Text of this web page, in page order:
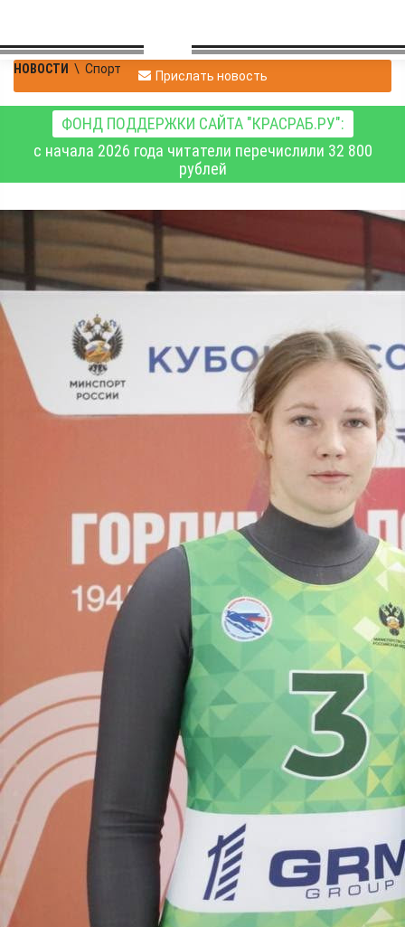
НОВОСТИ \ Спорт Прислать новость
ФОНД ПОДДЕРЖКИ САЙТА "КРАСРАБ.РУ":
с начала 2026 года читатели перечислили 32 800
рублей
Красноярские
саночники –
победители и призёры
Кубка России